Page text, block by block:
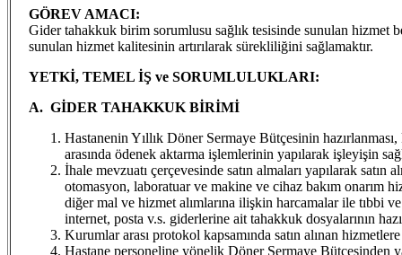
GÖREV AMACI:
Gider tahakkuk birim sorumlusu sağlık tesisinde sunulan hizmet
sunulan hizmet kalitesinin artırılarak sürekliliğini sağlamaktır.
YETKİ, TEMEL İŞ ve SORUMLULUKLARI:
A. GİDER TAHAKKUK BİRİMİ
Hastanenin Yıllık Döner Sermaye Bütçesinin
arasında ödenek aktarma işlemlerinin yapılarak işleyişin
İhale mevzuatı çerçevesinde satın almaları yapılarak
otomasyon, laboratuar ve makine ve cihaz bakım onarım
diğer mal ve hizmet alımlarına ilişkin harcamalar ile tıbbi
internet, posta v.s. giderlerine ait tahakkuk dosyalarının
Kurumlar arası protokol kapsamında satın alınan
Hastane personeline yönelik Döner Sermaye Bütçesinden